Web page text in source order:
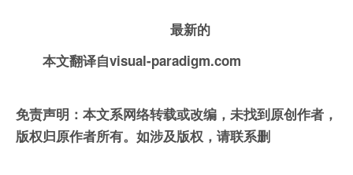
最新的
本文翻译自visual-paradigm.com
免责声明：本文系网络转载或改编，未找到原创作者，
版权归原作者所有。如涉及版权，请联系删